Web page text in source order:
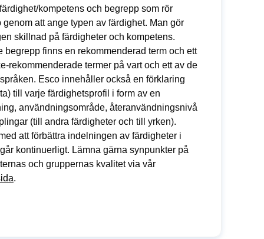
kompetens och begrepp som rör
genom att ange typen av färdighet. Man gör
skillnad på färdigheter och kompetens.
begrepp finns en rekommenderad term och ett
rekommenderade termer på vart och ett av de
Esco innehåller också en förklaring
till varje färdighetsprofil i form av en
användningsområde, återanvändningsnivå
(till andra färdigheter och till yrken).
att förbättra indelningen av färdigheter i
kontinuerligt. Lämna gärna synpunkter på
och gruppernas kvalitet via vår
.